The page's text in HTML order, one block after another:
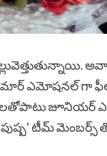
ఎమోషనల్ గా
జూనియర్
టీమ్ మెంబర్స్